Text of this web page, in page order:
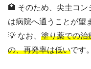
🏥 そのため、尖圭コ
は病院へ通うことが望
💡 なお、 塗り薬での治
の、再発率は低いです。